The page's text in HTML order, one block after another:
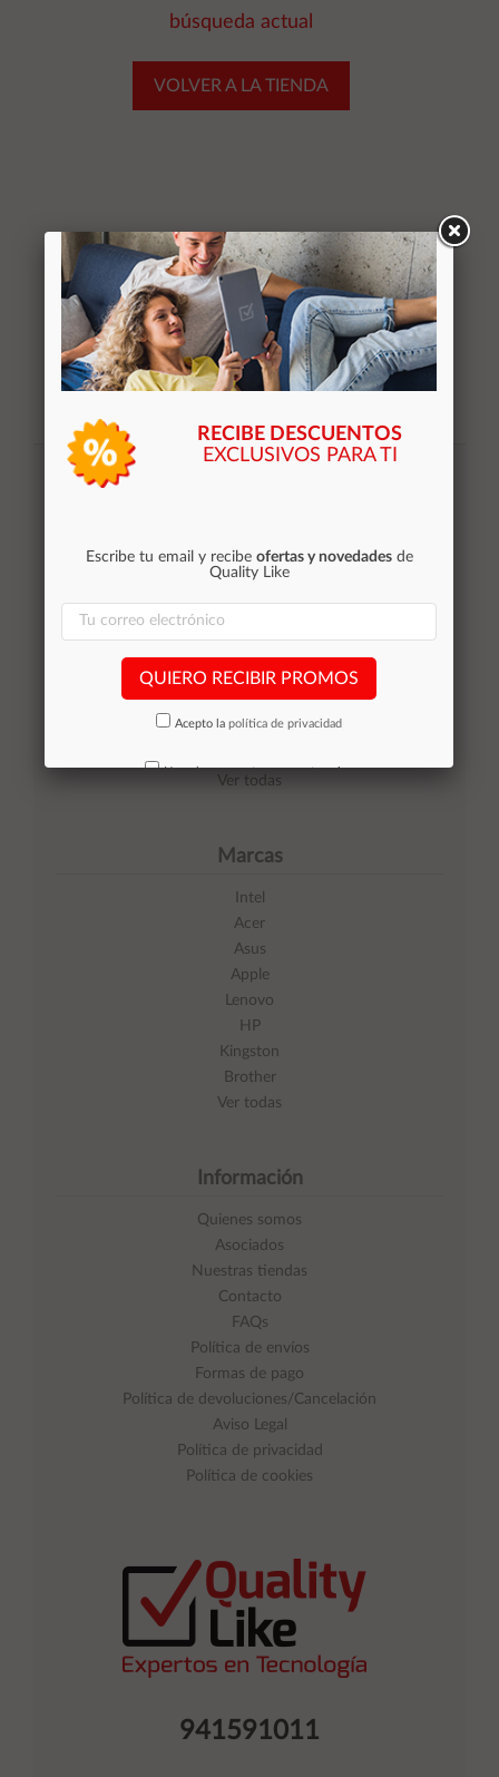
búsqueda actual
VOLVER A LA TIENDA
Suscribirse
941591011
Categorías
Smartphones de ocasión
Tablets
Impresoras
Ver todas
Marcas
Intel
Acer
Asus
Apple
Lenovo
HP
Kingston
Brother
Ver todas
Información
Quienes somos
Asociados
Nuestras tiendas
Contacto
FAQs
Política de envíos
Formas de pago
Política de devoluciones/Cancelación
Aviso Legal
Política de privacidad
Política de cookies
RECIBE DESCUENTOS
EXCLUSIVOS PARA TI
Escribe tu email y recibe ofertas y novedadesde
Quality Like
QUIERO RECIBIR PROMOS
Acepto la política de privacidad
No volver a mostrar mas este aviso